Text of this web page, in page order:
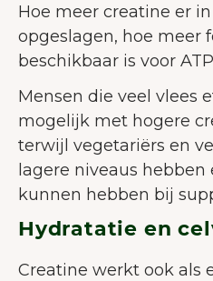
Hoe meer creatine er
opgeslagen, hoe meer
beschikbaar is voor
Mensen die veel vlees
mogelijk met hogere
terwijl vegetariërs en
lagere niveaus hebben
kunnen hebben bij
Hydratatie en
Creatine werkt ook als
WELKOM
cookies die